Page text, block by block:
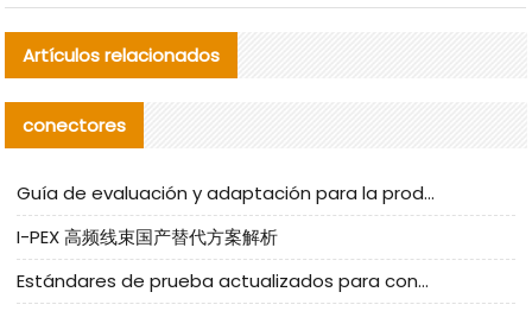
Artículos relacionados
conectores
Guía de evaluación y adaptación para la producción en serie de componentes de cables nacionales para CNC Tech
I-PEX 高频线束国产替代方案解析
Estándares de prueba actualizados para conectores nacionales bajo la referencia de CLIFF